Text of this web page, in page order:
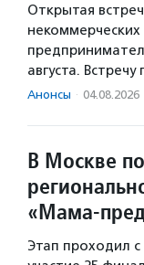
Открытая
августа.
Анонсы · 04.08.2026
В Москве
«Мама-
Этап проходил